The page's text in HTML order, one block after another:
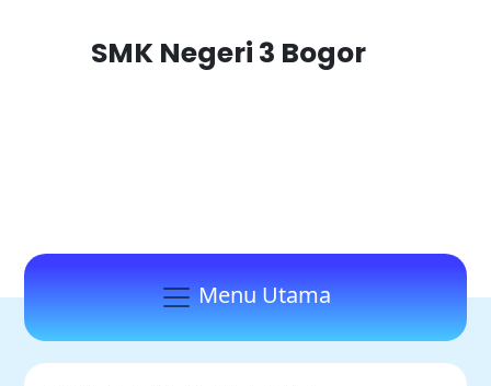
SMK Negeri 3 Bogor
Menu Utama